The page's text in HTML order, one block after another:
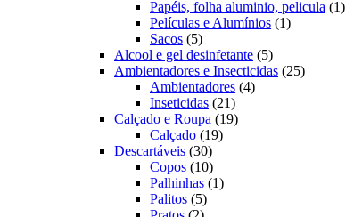
produtos
Papéis, folha aluminio, pelicula 11
Películas e Alumínios 11
Sacos 55
produtos
Alcool e gel desinfetante 55
produtos
Ambientadores e Insecticidas 2525
Ambientadores 44
Inseticidas 2121
produtos
Calçado e Roupa 1919
Calçado 1919
Descartáveis 3030
produtos
Copos 1010
produtos
Palhinhas 11
Palitos 55